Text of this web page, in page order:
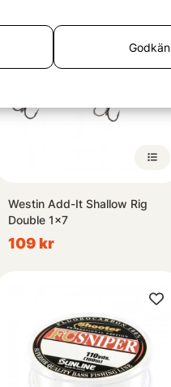
Westin Add-It Shallow Rig
Double 1x7
109 kr